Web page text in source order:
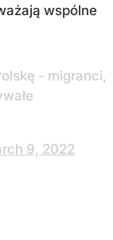
wspólne
- migranci,
9, 2022